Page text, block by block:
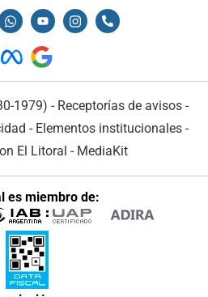
1979) - Receptorías de avisos -
- Elementos institucionales-
El Litoral - MediaKit
es miembro de: